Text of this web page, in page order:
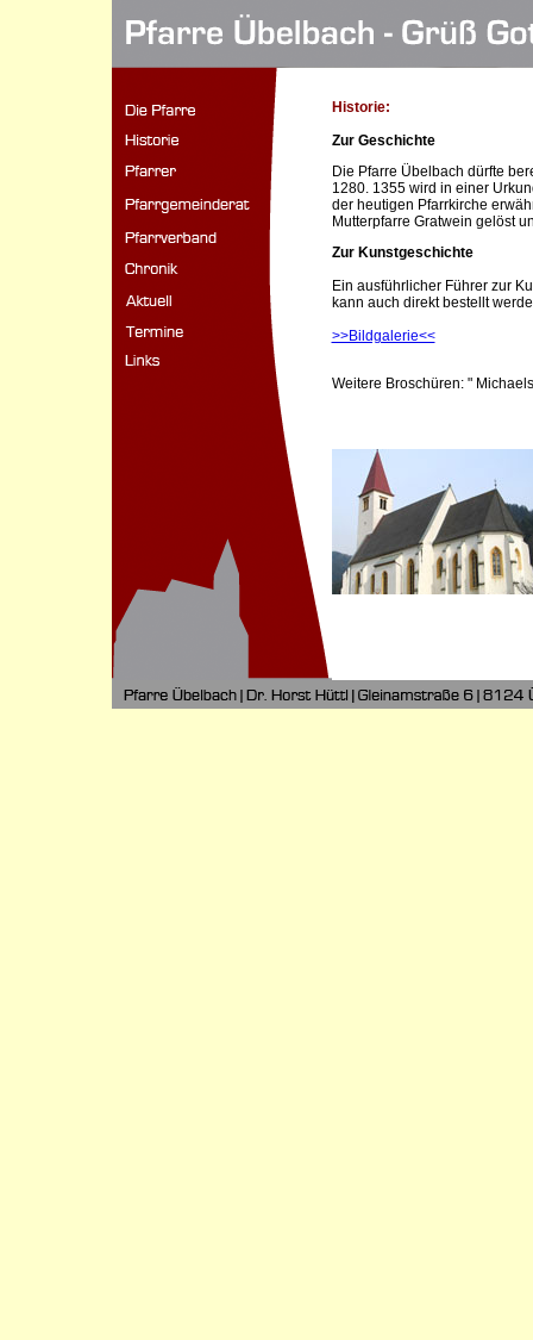
Historie:
Zur Geschichte
Die Pfarre Übelbach dürfte
1280. 1355 wird in einer
der heutigen Pfarrkirche
Mutterpfarre Gratwein gelöst
Zur Kunstgeschichte
Ein ausführlicher Führer zur
kann auch direkt bestellt
>>Bildgalerie<<
Weitere Broschüren: "